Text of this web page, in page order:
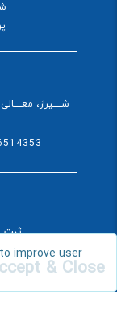
improve user
& Close
ثبت